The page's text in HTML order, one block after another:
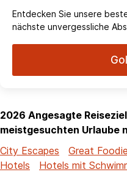
Entdecken Sie unsere
nächste unvergessliche
2026 Angesagte
meistgesuchten Urlaube
City Escapes
Great
Hotels
Hotels mit